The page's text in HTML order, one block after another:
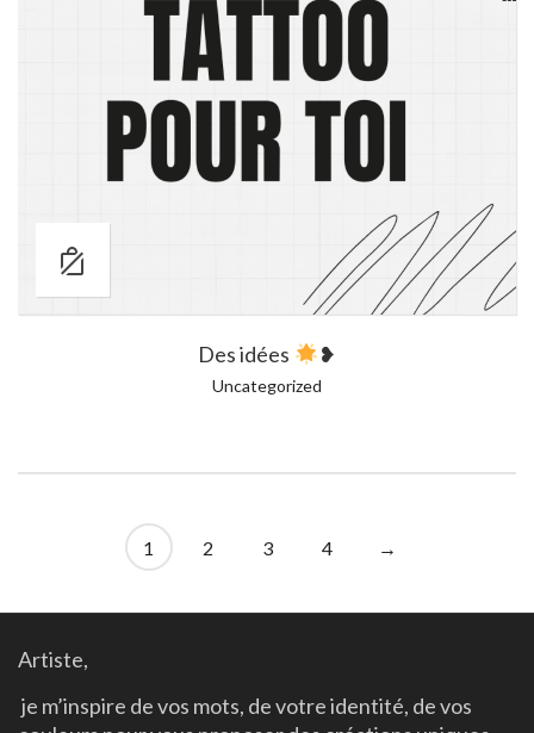
Des idées ❥
Uncategorized
1 2 3 4 →
Artiste,
je m’inspire de vos mots, de votre identité, de vos